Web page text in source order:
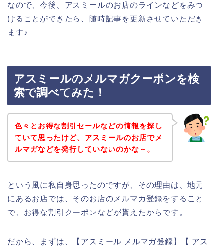
なので、今後、アスミールのお店のラインなどをみつ
けることができたら、随時記事を更新させていただき
ます♪
アスミールのメルマガクーポンを検
索で調べてみた！
色々とお得な割引セールなどの情報を探し
ていて思ったけど、アスミールのお店でメ
ルマガなどを発行していないのかな～。
という風に私自身思ったのですが、その理由は、地元
にあるお店では、そのお店のメルマガ登録をすること
で、お得な割引クーポンなどが貰えたからです。
だから、まずは、【アスミール メルマガ登録】【 アス